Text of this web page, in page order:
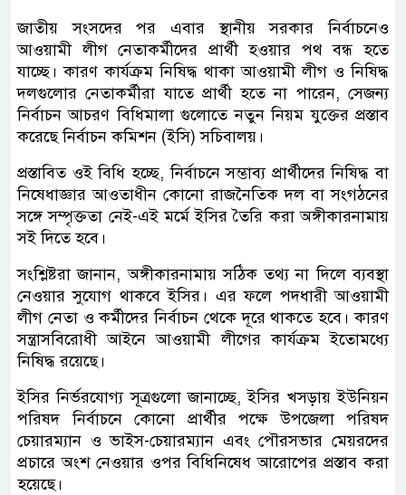
জাতীয় সংসদের পর এবার স্থানীয় সরকার নির্বাচনেও
আওয়ামী লীগ নেতাকর্মীদের প্রার্থী হওয়ার পথ বন্ধ হতে
যাচ্ছে। কারণ কার্যক্রম নিষিদ্ধ থাকা আওয়ামী লীগ ও নিষিদ্ধ
দলগুলোর নেতাকর্মীরা যাতে প্রার্থী হতে না পারেন, সেজন্য
নির্বাচন আচরণ বিধিমালা গুলোতে নতুন নিয়ম যুক্তের প্রস্তাব
করেছে নির্বাচন কমিশন (ইসি) সচিবালয়।
প্রস্তাবিত ওই বিধি হচ্ছে, নির্বাচনে সম্ভাব্য প্রার্থীদের নিষিদ্ধ বা
নিষেধাজ্ঞার আওতাধীন কোনো রাজনৈতিক দল বা সংগঠনের
সঙ্গে সম্পৃক্ততা নেই-এই মর্মে ইসির তৈরি করা অঙ্গীকারনামায়
সই দিতে হবে।
সংশ্লিষ্টরা জানান, অঙ্গীকারনামায় সঠিক তথ্য না দিলে ব্যবস্থা
নেওয়ার সুযোগ থাকবে ইসির। এর ফলে পদধারী আওয়ামী
লীগ নেতা ও কর্মীদের নির্বাচন থেকে দূরে থাকতে হবে। কারণ
সন্ত্রাসবিরোধী আইনে আওয়ামী লীগের কার্যক্রম ইতোমধ্যে
নিষিদ্ধ রয়েছে।
ইসির নির্ভরযোগ্য সূত্রগুলো জানাচ্ছে, ইসির খসড়ায় ইউনিয়ন
পরিষদ নির্বাচনে কোনো প্রার্থীর পক্ষে উপজেলা পরিষদ
চেয়ারম্যান ও ভাইস-চেয়ারম্যান এবং পৌরসভার মেয়রদের
প্রচারে অংশ নেওয়ার ওপর বিধিনিষেধ আরোপের প্রস্তাব করা
হয়েছে।